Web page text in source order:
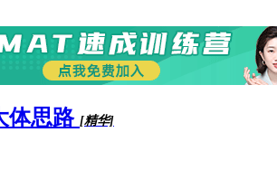
体思路 [精华]